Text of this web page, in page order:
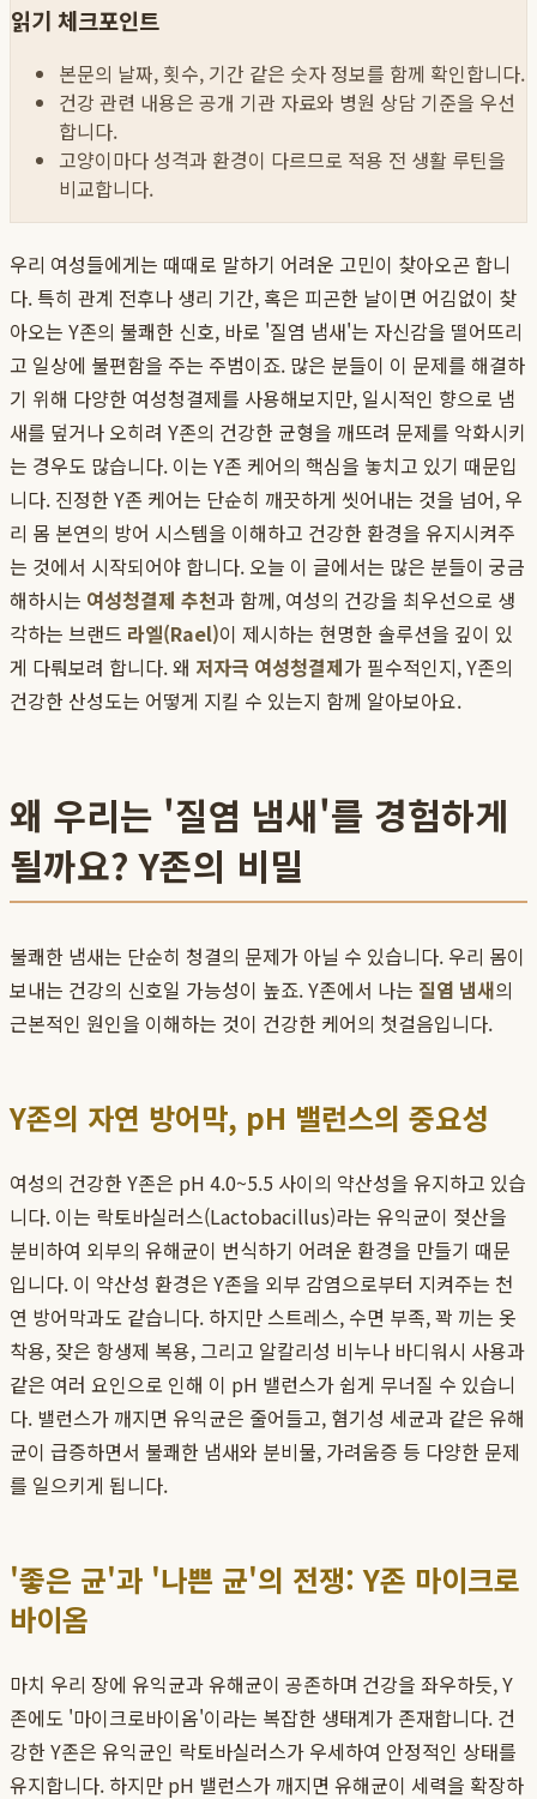
읽기 체크포인트
본문의 날짜, 횟수, 기간 같은 숫자 정보를 함께 확인합니다.
건강 관련 내용은 공개 기관 자료와 병원 상담 기준을 우선
합니다.
고양이마다 성격과 환경이 다르므로 적용 전 생활 루틴을
비교합니다.
우리 여성들에게는 때때로 말하기 어려운 고민이 찾아오곤 합니
다. 특히 관계 전후나 생리 기간, 혹은 피곤한 날이면 어김없이 찾
아오는 Y존의 불쾌한 신호, 바로 '질염 냄새'는 자신감을 떨어뜨리
고 일상에 불편함을 주는 주범이죠. 많은 분들이 이 문제를 해결하
기 위해 다양한 여성청결제를 사용해보지만, 일시적인 향으로 냄
새를 덮거나 오히려 Y존의 건강한 균형을 깨뜨려 문제를 악화시키
는 경우도 많습니다. 이는 Y존 케어의 핵심을 놓치고 있기 때문입
니다. 진정한 Y존 케어는 단순히 깨끗하게 씻어내는 것을 넘어, 우
리 몸 본연의 방어 시스템을 이해하고 건강한 환경을 유지시켜주
는 것에서 시작되어야 합니다. 오늘 이 글에서는 많은 분들이 궁금
해하시는 여성청결제 추천과 함께, 여성의 건강을 최우선으로 생
각하는 브랜드 라엘(Rael)이 제시하는 현명한 솔루션을 깊이 있
게 다뤄보려 합니다. 왜 저자극 여성청결제가 필수적인지, Y존의
건강한 산성도는 어떻게 지킬 수 있는지 함께 알아보아요.
왜 우리는 '질염 냄새'를 경험하게
될까요? Y존의 비밀
불쾌한 냄새는 단순히 청결의 문제가 아닐 수 있습니다. 우리 몸이
보내는 건강의 신호일 가능성이 높죠. Y존에서 나는 질염 냄새의
근본적인 원인을 이해하는 것이 건강한 케어의 첫걸음입니다.
Y존의 자연 방어막, pH 밸런스의 중요성
여성의 건강한 Y존은 pH 4.0~5.5 사이의 약산성을 유지하고 있습
니다. 이는 락토바실러스(Lactobacillus)라는 유익균이 젖산을
분비하여 외부의 유해균이 번식하기 어려운 환경을 만들기 때문
입니다. 이 약산성 환경은 Y존을 외부 감염으로부터 지켜주는 천
연 방어막과도 같습니다. 하지만 스트레스, 수면 부족, 꽉 끼는 옷
착용, 잦은 항생제 복용, 그리고 알칼리성 비누나 바디워시 사용과
같은 여러 요인으로 인해 이 pH 밸런스가 쉽게 무너질 수 있습니
다. 밸런스가 깨지면 유익균은 줄어들고, 혐기성 세균과 같은 유해
균이 급증하면서 불쾌한 냄새와 분비물, 가려움증 등 다양한 문제
를 일으키게 됩니다.
'좋은 균'과 '나쁜 균'의 전쟁: Y존 마이크로
바이옴
마치 우리 장에 유익균과 유해균이 공존하며 건강을 좌우하듯, Y
존에도 '마이크로바이옴'이라는 복잡한 생태계가 존재합니다. 건
강한 Y존은 유익균인 락토바실러스가 우세하여 안정적인 상태를
유지합니다. 하지만 pH 밸런스가 깨지면 유해균이 세력을 확장하